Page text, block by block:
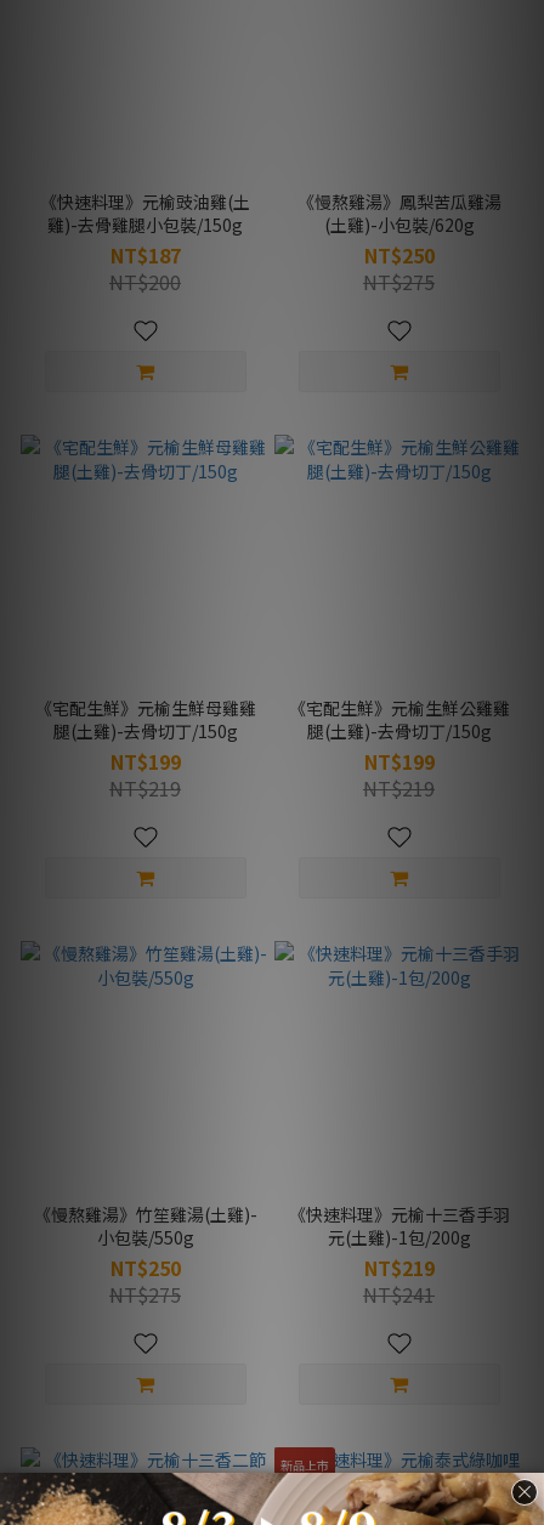
《快速料理》元榆豉油雞(土
雞)-去骨雞腿小包裝/150g
NT$187
NT$200
《慢熬雞湯》鳳梨苦瓜雞湯
(土雞)-小包裝/620g
NT$250
NT$275
《宅配生鮮》元榆生鮮母雞雞
腿(土雞)-去骨切丁/150g
NT$199
NT$219
《宅配生鮮》元榆生鮮公雞雞
腿(土雞)-去骨切丁/150g
NT$199
NT$219
《慢熬雞湯》竹笙雞湯(土雞)-
小包裝/550g
NT$250
NT$275
《快速料理》元榆十三香手羽
元(土雞)-1包/200g
NT$219
NT$241
新品上市